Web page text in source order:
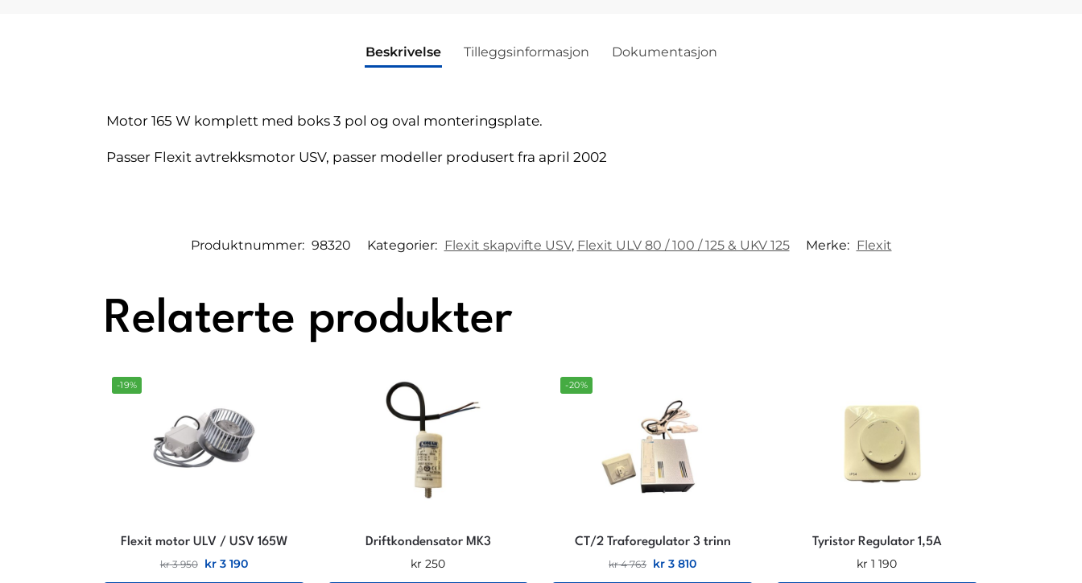
Beskrivelse Tilleggsinformasjon Dokumentasjon
Motor 165 W komplett med boks 3 pol og oval monteringsplate.
Passer Flexit avtrekksmotor USV, passer modeller produsert fra april 2002
Produktnummer: 98320 Kategorier: Flexit skapvifte USV, Flexit ULV 80 / 100 / 125 & UKV 125 Merke: Flexit
Relaterte produkter
-19%
Flexit motor ULV / USV 165W
kr3 950 kr3 190
Driftkondensator MK3
kr 250
-20%
CT/2 Traforegulator 3 trinn
kr4 763 kr 3 810
Tyristor Regulator 1,5A
kr 1 190